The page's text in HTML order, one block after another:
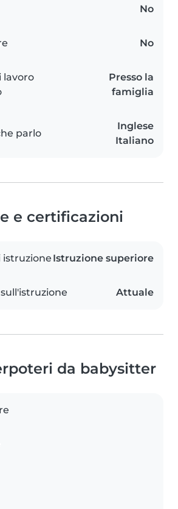
No
No
lavoro
Presso la
famiglia
parlo
Inglese
Italiano
e certificazioni
istruzione Istruzione superiore
Attuale
da babysitter